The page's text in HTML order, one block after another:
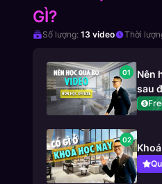
GÌ?
Số lượng: 13 video Thời
01
Nên
sau
02